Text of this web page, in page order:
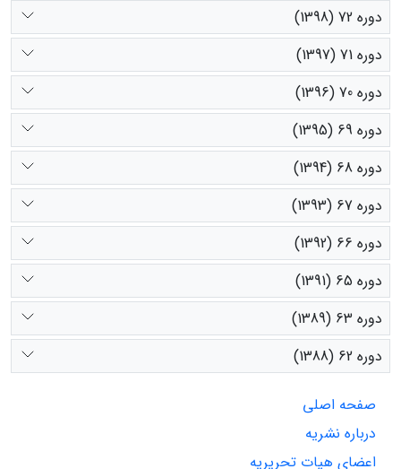
دوره 72 (1398)
دوره 71 (1397)
دوره 70 (1396)
دوره 69 (1395)
دوره 68 (1394)
دوره 67 (1393)
دوره 66 (1392)
دوره 65 (1391)
دوره 63 (1389)
دوره 62 (1388)
صفحه اصلی
درباره نشریه
اعضای هیات تحریریه